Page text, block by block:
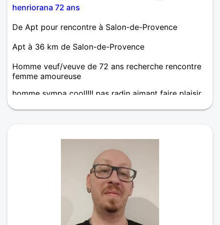
henriorana 72 ans
De Apt pour rencontre à Salon-de-Provence
Apt à 36 km de Salon-de-Provence
Homme veuf/veuve de 72 ans recherche rencontre
femme amoureuse
homme sympa cool!!!! pas radin aimant faire plaisir
prises de tête!!! cherche une relation claire et
complice!!!!! prêt a faire des kms pour une personne
attachante !!!! mais je constate que les contacts
sont comme l'époque très spéciaux avec la gente